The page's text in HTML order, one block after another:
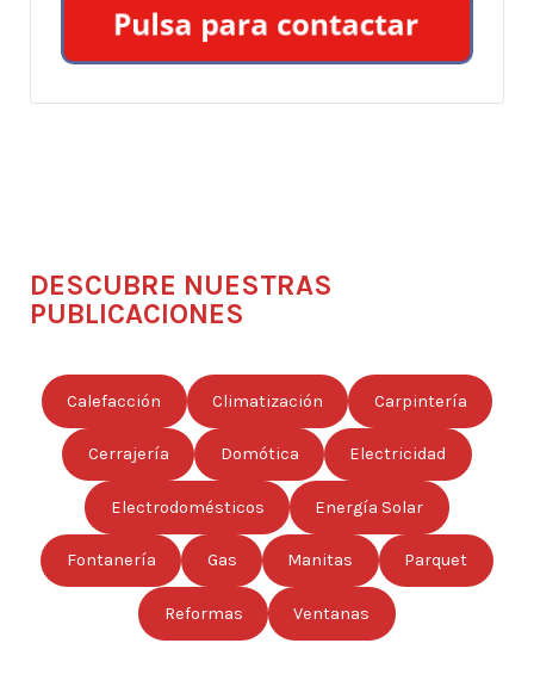
DESCUBRE NUESTRAS
PUBLICACIONES
Calefacción Climatización Carpintería
Cerrajería Domótica Electricidad
Electrodomésticos Energía Solar
Fontanería Gas Manitas Parquet
Reformas Ventanas